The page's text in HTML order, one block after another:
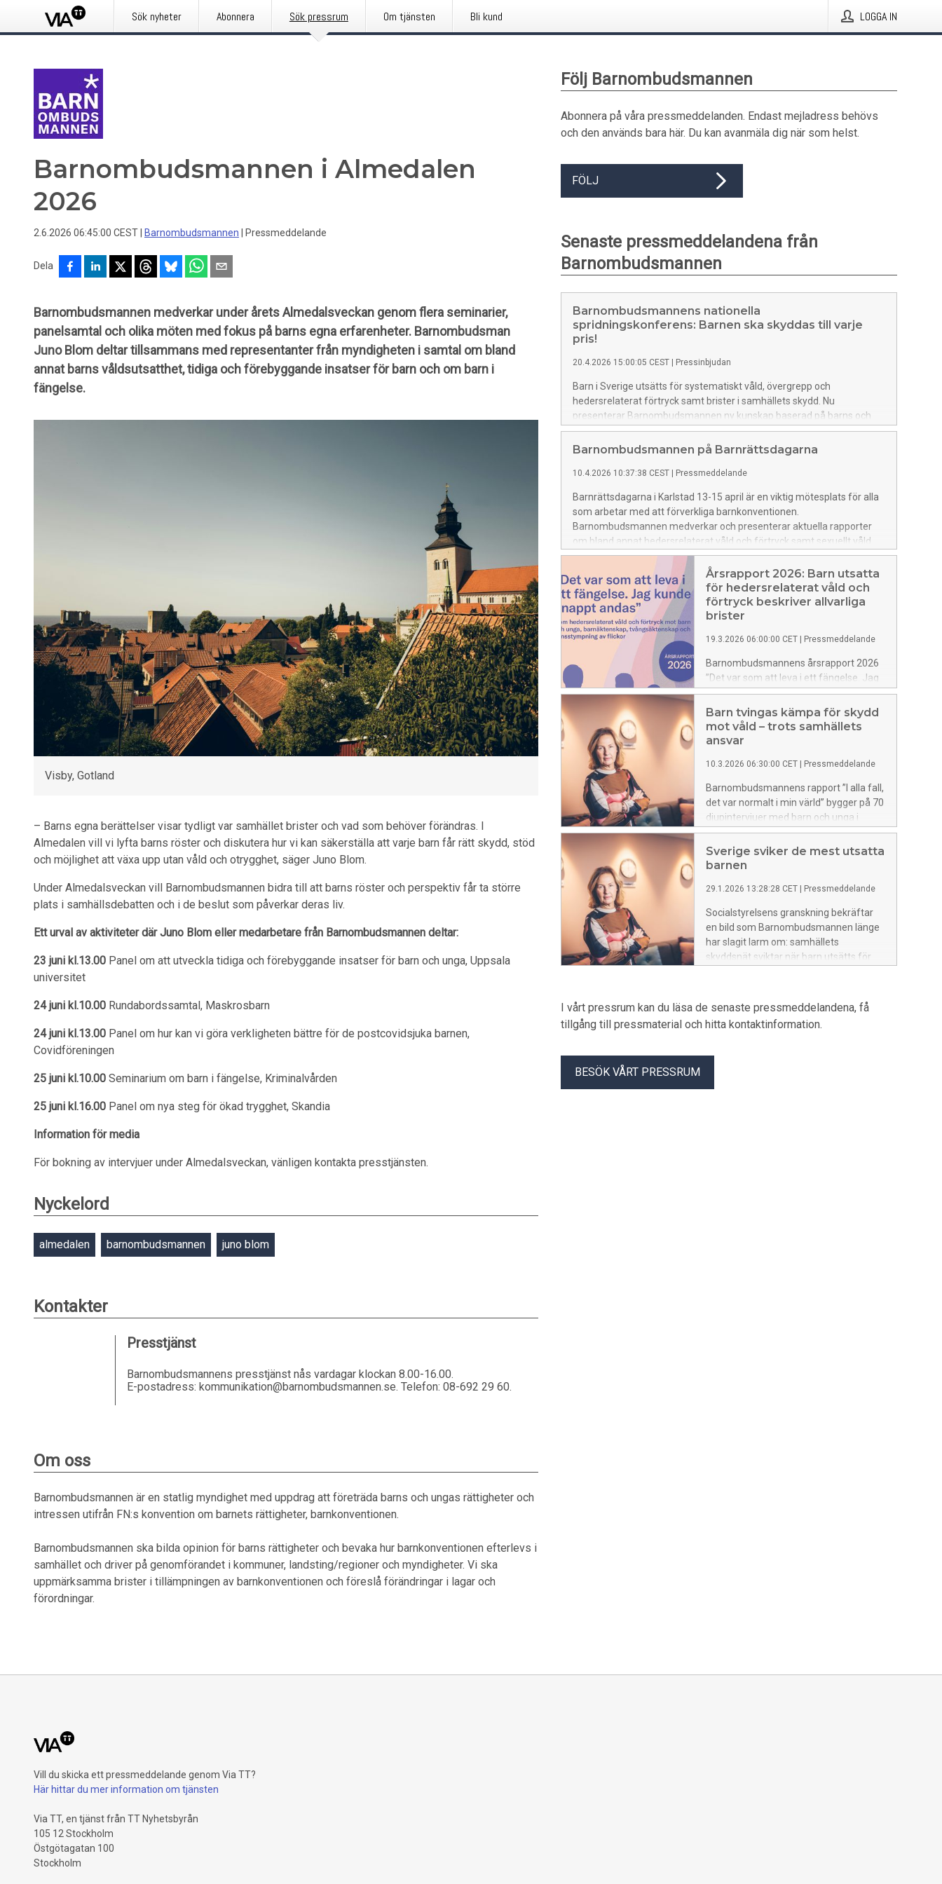
Sök nyheter Abonnera Sök pressrum Om tjänsten Bli kund LOGGA IN
Barnombudsmannen i Almedalen
2026
2.6.2026 06:45:00 CEST Barnombudsmannen Pressmeddelande
Dela
Barnombudsmannen medverkar under årets Almedalsveckan genom flera seminarier,
panelsamtal och olika möten med fokus på barns egna erfarenheter. Barnombudsman
Juno Blom deltar tillsammans med representanter från myndigheten i samtal om bland
annat barns våldsutsatthet, tidiga och förebyggande insatser för barn och om barn i
fängelse.
Visby, Gotland
– Barns egna berättelser visar tydligt var samhället brister och vad som behöver förändras. I
Almedalen vill vi lyfta barns röster och diskutera hur vi kan säkerställa att varje barn får rätt skydd, stöd
och möjlighet att växa upp utan våld och otrygghet, säger Juno Blom.
Under Almedalsveckan vill Barnombudsmannen bidra till att barns röster och perspektiv får ta större
plats i samhällsdebatten och i de beslut som påverkar deras liv.
Ett urval av aktiviteter där Juno Blom eller medarbetare från Barnombudsmannen deltar:
23 juni kl.13.00 Panel om att utveckla tidiga och förebyggande insatser för barn och unga, Uppsala
universitet
24 juni kl.10.00 Rundabordssamtal, Maskrosbarn
24 juni kl.13.00 Panel om hur kan vi göra verkligheten bättre för de postcovidsjuka barnen,
Covidföreningen
25 juni kl.10.00 Seminarium om barn i fängelse, Kriminalvården
25 juni kl.16.00 Panel om nya steg för ökad trygghet, Skandia
Information för media
För bokning av intervjuer under Almedalsveckan, vänligen kontakta presstjänsten.
Nyckelord
almedalen barnombudsmannen juno blom
Kontakter
Presstjänst
Barnombudsmannens presstjänst nås vardagar klockan 8.00-16.00.
E-postadress: kommunikation@barnombudsmannen.se. Telefon: 08-692 29 60.
Om oss
Barnombudsmannen är en statlig myndighet med uppdrag att företräda barns och ungas rättigheter och
intressen utifrån FN:s konvention om barnets rättigheter, barnkonventionen.
Barnombudsmannen ska bilda opinion för barns rättigheter och bevaka hur barnkonventionen efterlevs i
samhället och driver på genomförandet i kommuner, landsting/regioner och myndigheter. Vi ska
uppmärksamma brister i tillämpningen av barnkonventionen och föreslå förändringar i lagar och
förordningar.
Följ Barnombudsmannen
Abonnera på våra pressmeddelanden. Endast mejladress behövs
och den används bara här. Du kan avanmäla dig när som helst.
FÖLJ
Senaste pressmeddelandena från
Barnombudsmannen
Barnombudsmannens nationella
spridningskonferens: Barnen ska skyddas till varje
pris!
20.4.2026 15:00:05 CEST Pressinbjudan
Barn i Sverige utsätts för systematiskt våld, övergrepp och
hedersrelaterat förtryck samt brister i samhällets skydd. Nu
presenterar Barnombudsmannen ny kunskap baserad på barns och
ungas egna röster och erfarenheter.
Barnombudsmannen på Barnrättsdagarna
10.4.2026 10:37:38 CEST Pressmeddelande
Barnrättsdagarna i Karlstad 13-15 april är en viktig mötesplats för alla
som arbetar med att förverkliga barnkonventionen.
Barnombudsmannen medverkar och presenterar aktuella rapporter
om bland annat hedersrelaterat våld och förtryck samt sexuellt våld.
Årsrapport 2026: Barn utsatta
för hedersrelaterat våld och
förtryck beskriver allvarliga
brister
19.3.2026 06:00:00 CET Pressmeddelande
Barnombudsmannens årsrapport 2026
”Det var som att leva i ett fängelse. Jag
kunde knappt andas” lyfter fram röster
från barn med erfarenheter av att
utsättas för hedersrelaterat våld och
förtryck, könsstympning av flickor, barn-
bortföranden utomlands. Barn vittnar
bagatelliseras och om svek från vuxna
som borde skydda dem. Samtidigt ges
vårdnadshavares ord ofta större
ansvariga.
Barn tvingas kämpa för skydd
mot våld – trots samhällets
ansvar
10.3.2026 06:30:00 CET Pressmeddelande
Barnombudsmannens rapport ”I alla fall,
det var normalt i min värld” bygger på 70
djupintervjuer med barn och unga i
åldern 15–21 år på SiS, HVB, skyddat
boende eller i stödverksamhet. En
majoritet har vuxit upp i hem där våld
allvarliga och långsiktiga konsekvenser
Sverige sviker de mest utsatta
barnen
29.1.2026 13:28:28 CET Pressmeddelande
Socialstyrelsens granskning bekräftar
en bild som Barnombudsmannen länge
har slagit larm om: samhällets
skyddsnät sviktar när barn utsätts för
mest allvarliga är inte att bristerna finns
– utan att de är kända sedan länge, och
ändå tillåts fortsätta. – Det här är inte
barn. När barn gång på gång berättar att
I vårt pressrum kan du läsa de senaste pressmeddelandena, få
tillgång till pressmaterial och hitta kontaktinformation.
BESÖK VÅRT PRESSRUM
Vill du skicka ett pressmeddelande genom Via TT?
Här hittar du mer information om tjänsten
Via TT, en tjänst från TT Nyhetsbyrån
105 12 Stockholm
Östgötagatan 100
Stockholm